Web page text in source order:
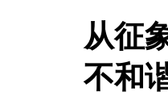
从征
不和